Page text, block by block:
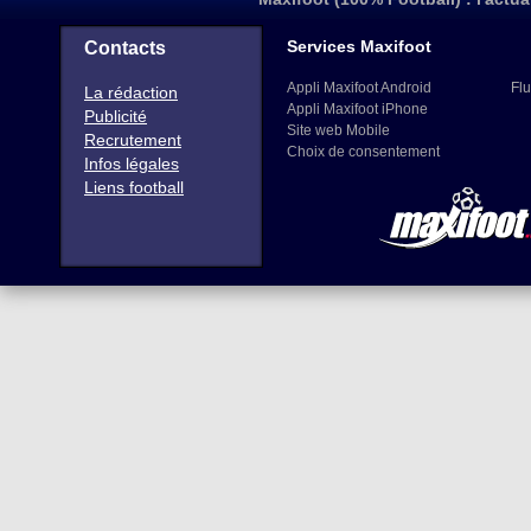
Contacts
La rédaction
Publicité
Recrutement
Infos légales
Liens football
Services Maxifoot
Appli Maxifoot Android
Appli Maxifoot iPhone
Site web Mobile
Choix de consentement